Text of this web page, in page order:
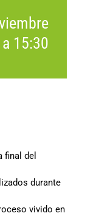
15:30
final del
durante
vivido en